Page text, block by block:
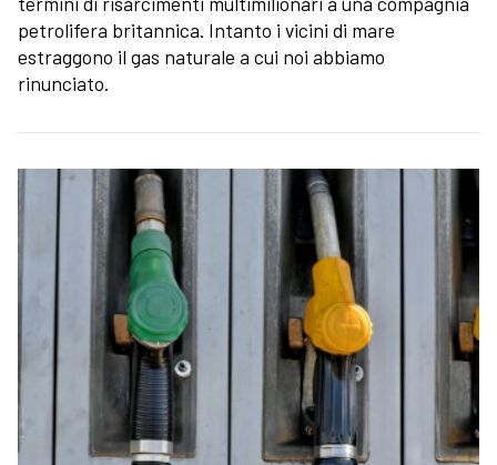
petrolifera britannica. Intanto i vicini di mare
estraggono il gas naturale a cui noi abbiamo
rinunciato.